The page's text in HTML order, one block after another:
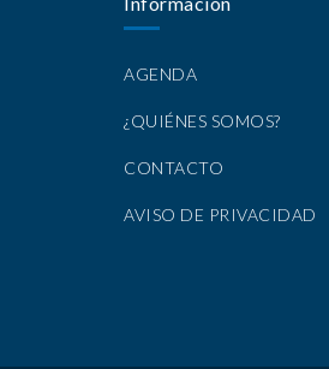
AGENDA
¿QUIÉNES SOMOS?
CONTACTO
AVISO DE PRIVACIDAD